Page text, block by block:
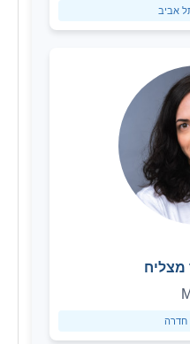
אביב
מצליח
חדרה